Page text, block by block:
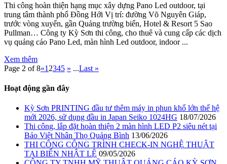
Thi công hoàn thiện hạng mục xây dựng Pano Led outdoor, tại
trung tâm thành phố Đồng Hới Vị trí: đường Võ Nguyên Giáp,
trước vòng xuyến, gần Quảng trường biển, Hotel & Resort 5 Sao
Pullman… Công ty Kỳ Sơn thi công, cho thuê và cung cấp các dịch
vụ quảng cáo Pano Led, màn hình Led outdoor, indoor ...
Xem thêm
Page 2 of 8«1 2345 » ...Last »
Hoạt động gần đây
Kỳ Sơn PRINTING đầu tư thêm máy in phun khổ lớn thế hệ
mới 2026, sử dụng đầu in Japan Seiko 1024HG 18/07/2026
Thi công, lắp đặt hoàn thiện 2 màn hình LED P2 siêu nét tại
Bảo Việt Nhân Thọ Quảng Bình 13/06/2026
THI CÔNG CÔNG TRÌNH CHECK-IN NGHỆ THUẬT
TẠI BIỂN NHẬT LỆ 09/05/2026